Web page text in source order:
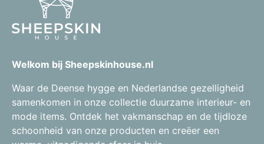
Welkom bij Sheepskinhouse.nl
Waar de Deense hygge en Nederlandse gezelligheid
samenkomen in onze collectie duurzame interieur- en
mode items. Ontdek het vakmanschap en de tijdloze
schoonheid van onze producten en creëer een